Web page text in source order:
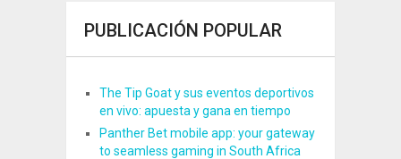
PUBLICACIÓN POPULAR
The Tip Goat y sus eventos deportivos
en vivo: apuesta y gana en tiempo
Panther Bet mobile app: your gateway
to seamless gaming in South Africa